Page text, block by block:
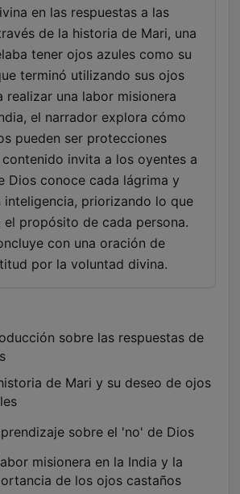
en las respuestas a las
de la historia de Mari, una
tener ojos azules como su
terminó utilizando sus ojos
realizar una labor misionera
el narrador explora cómo
pueden ser protecciones
contenido invita a los oyentes a
Dios conoce cada lágrima y
inteligencia, priorizando lo que
el propósito de cada persona.
con una oración de
por la voluntad divina.
sobre las respuestas de
de Mari y su deseo de ojos
sobre el 'no' de Dios
misionera en la India y la
de los ojos castaños